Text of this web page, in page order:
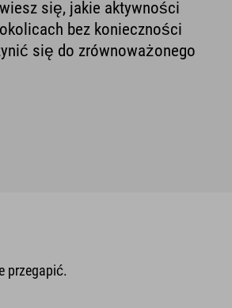
się, jakie aktywności
bez konieczności
się do zrównoważonego
przegapić.